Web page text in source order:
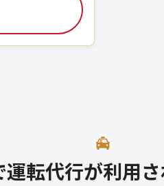
運転代行が利用